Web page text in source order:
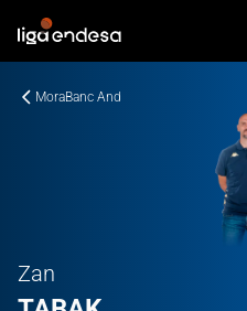
MoraBanc And
Zan